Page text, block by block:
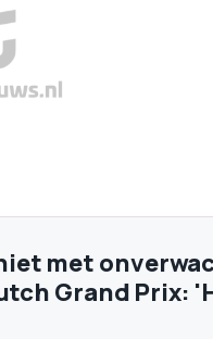
met
Grand Prix: